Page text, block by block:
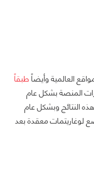
طبقاً
إلي نتيجة 98 نقطة في إختبارات المنصة بشكل عام
الصورة (99 درجة) والوصول إلي درجة ممتازة أيضاً من جودة مقاطع الفيديو (96 نقطة). هذه النتائج وبشكل عام
لوغاريتمات معقدة بعد